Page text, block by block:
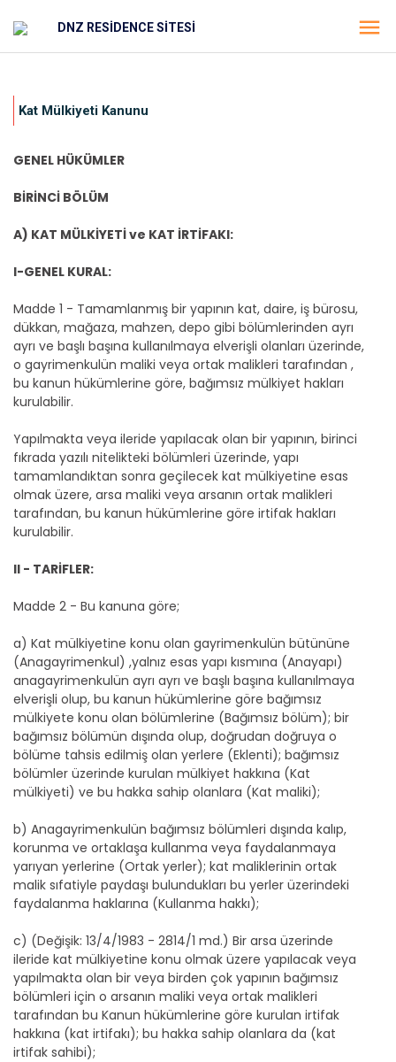
DNZ RESİDENCE SİTESİ
Kat Mülkiyeti Kanunu
GENEL HÜKÜMLER
BİRİNCİ BÖLÜM
A) KAT MÜLKİYETİ ve KAT İRTİFAKI:
I-GENEL KURAL:
Madde 1 - Tamamlanmış bir yapının kat, daire, iş bürosu,
dükkan, mağaza, mahzen, depo gibi bölümlerinden ayrı
ayrı ve başlı başına kullanılmaya elverişli olanları üzerinde,
o gayrimenkulün maliki veya ortak malikleri tarafından ,
bu kanun hükümlerine göre, bağımsız mülkiyet hakları
kurulabilir.
Yapılmakta veya ileride yapılacak olan bir yapının, birinci
fıkrada yazılı nitelikteki bölümleri üzerinde, yapı
tamamlandıktan sonra geçilecek kat mülkiyetine esas
olmak üzere, arsa maliki veya arsanın ortak malikleri
tarafından, bu kanun hükümlerine göre irtifak hakları
kurulabilir.
II - TARİFLER:
Madde 2 - Bu kanuna göre;
a) Kat mülkiyetine konu olan gayrimenkulün bütününe
(Anagayrimenkul) ,yalnız esas yapı kısmına (Anayapı)
anagayrimenkulün ayrı ayrı ve başlı başına kullanılmaya
elverişli olup, bu kanun hükümlerine göre bağımsız
mülkiyete konu olan bölümlerine (Bağımsız bölüm); bir
bağımsız bölümün dışında olup, doğrudan doğruya o
bölüme tahsis edilmiş olan yerlere (Eklenti); bağımsız
bölümler üzerinde kurulan mülkiyet hakkına (Kat
mülkiyeti) ve bu hakka sahip olanlara (Kat maliki);
b) Anagayrimenkulün bağımsız bölümleri dışında kalıp,
korunma ve ortaklaşa kullanma veya faydalanmaya
yarıyan yerlerine (Ortak yerler); kat maliklerinin ortak
malik sıfatiyle paydaşı bulundukları bu yerler üzerindeki
faydalanma haklarına (Kullanma hakkı);
c) (Değişik: 13/4/1983 - 2814/1 md.) Bir arsa üzerinde
ileride kat mülkiyetine konu olmak üzere yapılacak veya
yapılmakta olan bir veya birden çok yapının bağımsız
bölümleri için o arsanın maliki veya ortak malikleri
tarafından bu Kanun hükümlerine göre kurulan irtifak
hakkına (kat irtifakı); bu hakka sahip olanlara da (kat
irtifak sahibi);